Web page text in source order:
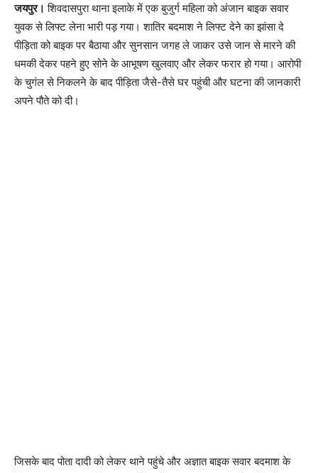
जयपुर। शिवदासपुरा थाना इलाके में एक बुजुर्ग महिला को अंजान बाइक सवार
युवक से लिफ्ट लेना भारी पड़ गया। शातिर बदमाश ने लिफ्ट देने का झांसा दे
पीड़िता को बाइक पर बैठाया और सुनसान जगह ले जाकर उसे जान से मारने की
धमकी देकर पहने हुए सोने के आभूषण खुलवाए और लेकर फरार हो गया। आरोपी
के चुगंल से निकलने के बाद पीड़िता जैसे-तैसे घर पहुंची और घटना की जानकारी
अपने पौते को दी।
जिसके बाद पोता दादी को लेकर थाने पहुंचे और अज्ञात बाइक सवार बदमाश के